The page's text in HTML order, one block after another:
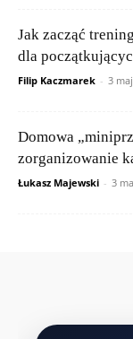
Jak zacząć
dla
Filip Kaczmarek - 3
Domowa
zorganizowanie
Łukasz Majewski - 3